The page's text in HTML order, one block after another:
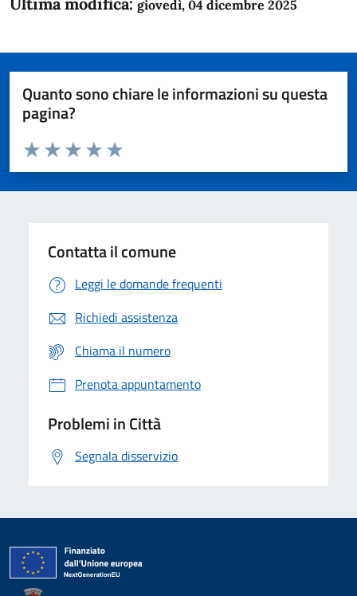
giovedì, 04 dicembre 2025
Quanto sono chiare le informazioni su questa
pagina?
Domanda
Valuta da 1 a 5 stelle la pagina
Valuta 5 stelle su 5
Valuta 4 stelle su 5
Valuta 3 stelle su 5
Valuta 2 stelle su 5
Valuta 1 stelle su 5
Contatta il comune
Leggi le domande frequenti
Richiedi assistenza
Chiama il numero
Prenota appuntamento
Problemi in Città
Segnala disservizio